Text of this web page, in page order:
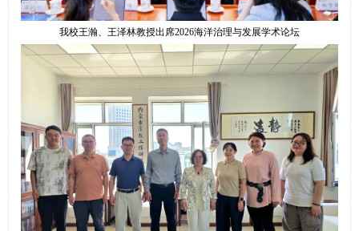
我校王瀚、王泽林教授出席2026海洋治理与发展学术论坛